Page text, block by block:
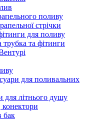
поливу
стрічки
для поливу
та фітинги
для поливальних
для літнього душу
бак